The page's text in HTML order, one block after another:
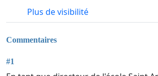
Plus de visibilité
Commentaires
#1